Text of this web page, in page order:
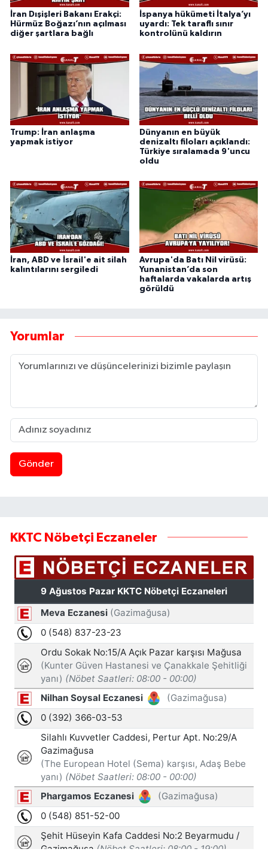
İran Dışişleri Bakanı Erakçi:
Hürmüz Boğazı’nın açılması
diğer şartlara bağlı
İspanya hükümeti İtalya’yı
uyardı: Tek taraflı sınır
kontrolünü kaldırın
Trump: İran anlaşma
yapmak istiyor
Dünyanın en büyük
denizaltı filoları açıklandı:
Türkiye sıralamada 9'uncu
oldu
İran, ABD ve İsrail'e ait silah
kalıntılarını sergiledi
Avrupa'da Batı Nil virüsü:
Yunanistan’da son
haftalarda vakalarda artış
görüldü
Yorumlar
Gönder
KKTC Nöbetçi Eczaneler